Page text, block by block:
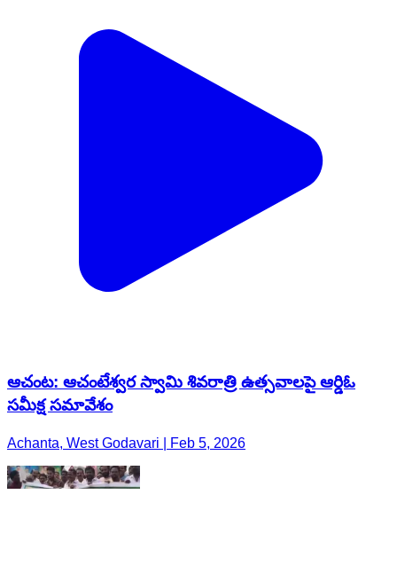
ఆచంట: ఆచంటేశ్వర స్వామి శివరాత్రి ఉత్సవాలపై ఆర్డిఓ
సమీక్ష సమావేశం
Achanta, West Godavari | Feb 5, 2026